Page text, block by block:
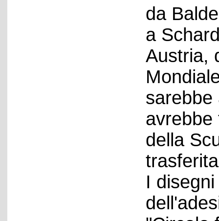
da
a
Austria,
sarebbe
avrebbe
della
I